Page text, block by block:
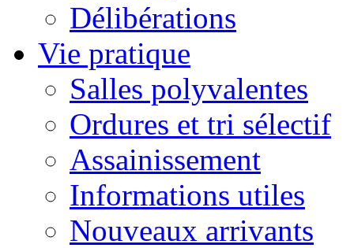
Délibérations
Vie pratique
Salles polyvalentes
Ordures et tri sélectif
Assainissement
Informations utiles
Nouveaux arrivants